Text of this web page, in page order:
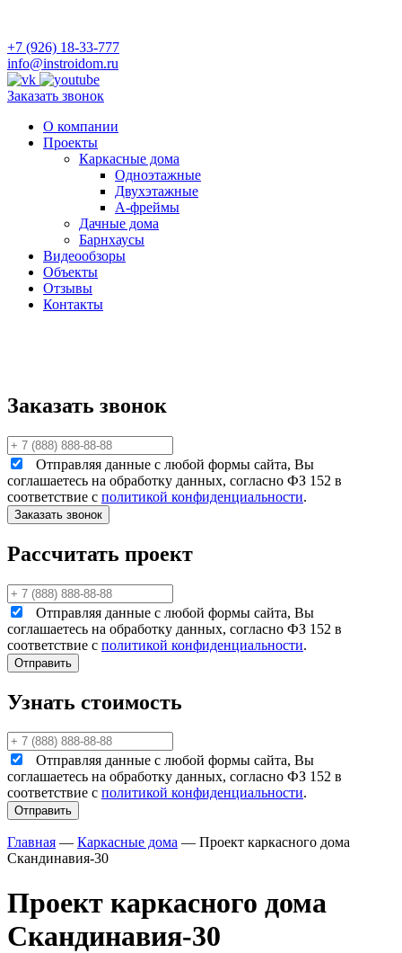
+7 (926) 18-33-777
info@instroidom.ru
Заказать звонок
О компании
Проекты
Каркасные дома
Одноэтажные
Двухэтажные
А-фреймы
Дачные дома
Барнхаусы
Видеообзоры
Объекты
Отзывы
Контакты
Заказать звонок
Отправляя данные с любой формы сайта, Вы
соглашаетесь на обработку данных, согласно ФЗ 152 в
соответствие с политикой конфиденциальности.
Рассчитать проект
Отправляя данные с любой формы сайта, Вы
соглашаетесь на обработку данных, согласно ФЗ 152 в
соответствие с политикой конфиденциальности.
Узнать стоимость
Отправляя данные с любой формы сайта, Вы
соглашаетесь на обработку данных, согласно ФЗ 152 в
соответствие с политикой конфиденциальности.
Главная — Каркасные дома — Проект каркасного дома
Скандинавия-30
Проект каркасного дома
Скандинавия-30